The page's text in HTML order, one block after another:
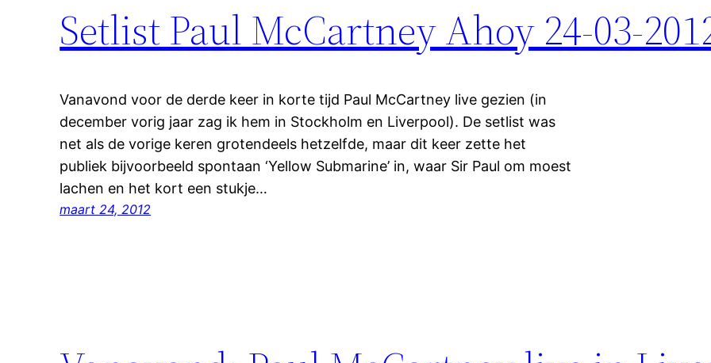
Setlist Paul McCartney Ahoy 24-03-
Vanavond voor de derde keer in korte tijd Paul McCartney live gezien (in
december vorig jaar zag ik hem in Stockholm en Liverpool). De setlist was
net als de vorige keren grotendeels hetzelfde, maar dit keer zette het
publiek bijvoorbeeld spontaan ‘Yellow Submarine’ in, waar Sir Paul om moest
lachen en het kort een stukje…
maart 24, 2012